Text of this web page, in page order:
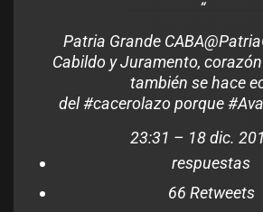
Patria Grande CABA
Cabildo y Juramento,
también se hace
del#cacerolazoporque#
23:31 – 18 dic.
respuestas
66 Retweets